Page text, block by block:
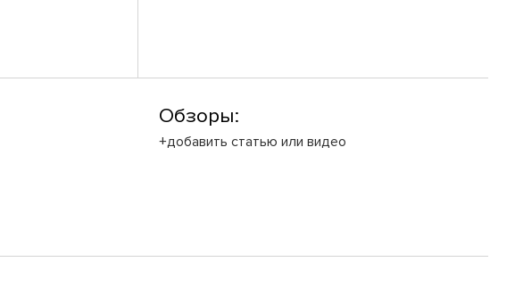
Обзоры:
+добавить статью или видео